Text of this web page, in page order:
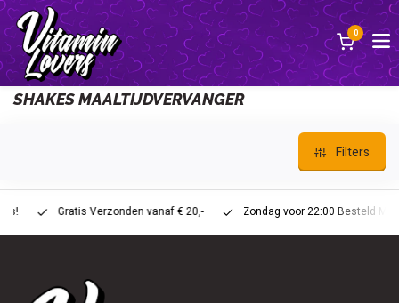
0
Back
SHAKES MAALTIJDVERVANGER
Filters
Gratis Verzonden vanaf € 20,- Zondag voor 22:00 Besteld